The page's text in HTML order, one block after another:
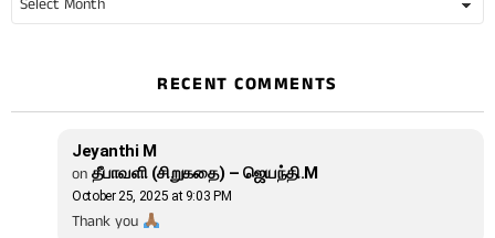
RECENT COMMENTS
Jeyanthi M
on தீபாவளி (சிறுகதை) – ஜெயந்தி.M
October 25, 2025 at 9:03 PM
Thank you